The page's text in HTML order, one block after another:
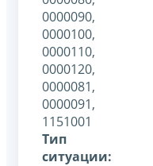
0000090,
0000100,
0000110,
0000120,
0000081,
0000091,
1151001
Тип
ситуации: